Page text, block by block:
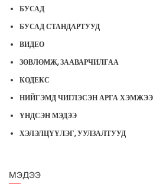
БУСАД
БУСАД СТАНДАРТУУД
ВИДЕО
ЗӨВЛӨМЖ, ЗААВАРЧИЛГАА
КОДЕКС
НИЙГЭМД ЧИГЛЭСЭН АРГА ХЭМЖЭЭ
ҮНДСЭН МЭДЭЭ
ХЭЛЭЛЦҮҮЛЭГ, УУЛЗАЛТУУД
МЭДЭЭ